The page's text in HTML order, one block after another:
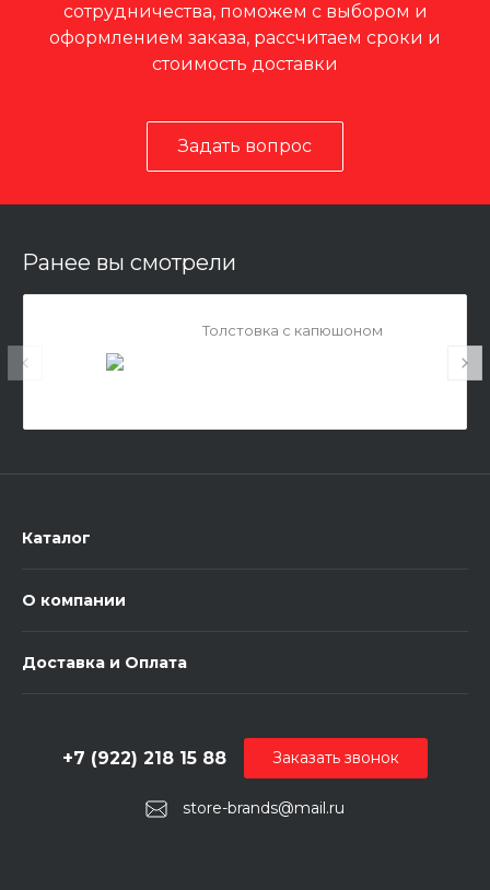
сотрудничества, поможем с выбором и
оформлением заказа, рассчитаем сроки и
стоимость доставки
Задать вопрос
Ранее вы смотрели
Толстовка с капюшоном
Каталог
О компании
Доставка и Оплата
store-brands@mail.ru
+7 (922) 218 15 88 Заказать звонок